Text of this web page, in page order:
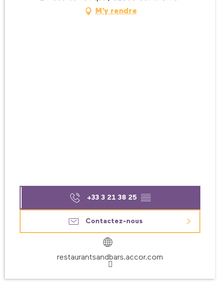
M'y rendre
+33 3 21 38 25 ▒▒
Contactez-nous
restaurantsandbars.accor.com